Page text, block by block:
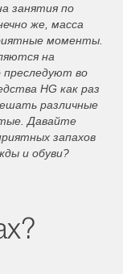
занятия по
же, масса
моменты.
на
преследуют во
HG как раз
различные
Давайте
запахов
и обуви?